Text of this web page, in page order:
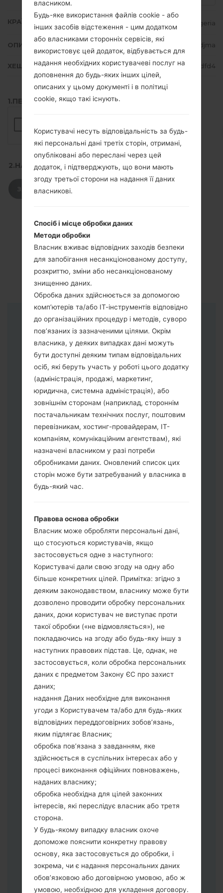
КРАЇНА Algeria
ОПИС Mobilis, Djezzy, Nedjma
ХЕШ d2b1921ef93b9720beff1b35a0b6dfd4
1.ПЕРЕВІРТИ НАЯВНІСТЬ RECAPTCHA
2.НАТИСНІТЬ, ЩОБ ЗАВАНТАЖИТИ
ЗАВАНТАЖИТИ
Інструкції
Завантажте на свій ПК:
Вам потрібно 1 (Вибрати 1 файл
прошивки тут) або 5 (Вибрати 5 файл
прошивки тут) файлів для прошивки:
AP: "System & Recovery"
CP: "Modem & Radio"
CSC_***: "Country & Region & Operator"
HOME_CSC_***: "Country & Region &
Operator"
Додайте усі файли у програму Odin 3.
Якщо ви хочете прошити телефон та
скинути до заводських налаштувань
оберіть CSC_***, у іншому випадку
виберіть HOME_CSC_*** для
збереження Ваших даних.
Тепер вимкніть пристрій і увійдіть у
"Download" режим. Усі методи як це
зробити:
Натисніть та утримуйти клавіші:
живлення, збільшення гучності та Bixbi.
Натисніть та утримуйте клавіші:
зменшення та збільшення гучності.
Підключивши телефон до ПК
використовуючи USB кабель.
Натисніть та утримуйти клавіші:
живлення, збільшення гучності та
додому.
Підключіть USB кабель та натисніть
клавіші: зменшення звуку та Bixbi.
Натисніть та утримуйти клавіші:
живлення та збільшення гучності.
Далі підключить телефон до ПК,
програма Odin повина виявити Ваш
власником.
Будь-яке використання файлів cookie - або
інших засобів відстеження - цим додатком
або власниками сторонніх сервісів, які
використовує цей додаток, відбувається для
надання необхідних користувачеві послуг на
доповнення до будь-яких інших цілей,
описаних у цьому документі і в політиці
cookie, якщо такі існують.
Користувачі несуть відповідальність за будь-
які персональні дані третіх сторін, отримані,
опубліковані або переслані через цей
додаток, і підтверджують, що вони мають
згоду третьої сторони на надання її даних
власникові.
Спосіб і місце обробки даних
Методи обробки
Власник вживає відповідних заходів безпеки
для запобігання несанкціонованому доступу,
розкриттю, зміни або несанкціонованому
знищенню даних.
Обробка даних здійснюється за допомогою
комп’ютерів та/або ІТ-інструментів відповідно
до організаційних процедур і методів, суворо
пов’язаних із зазначеними цілями. Окрім
власника, у деяких випадках дані можуть
бути доступні деяким типам відповідальних
осіб, які беруть участь у роботі цього додатку
(адміністрація, продажі, маркетинг,
юридична, системна адміністрація), або
зовнішнім сторонам (наприклад, стороннім
постачальникам технічних послуг, поштовим
перевізникам, хостинг-провайдерам, ІТ-
компаніям, комунікаційним агентствам), які
назначені власником у разі потреби
обробниками даних. Оновлений список цих
сторін може бути затребуваний у власника в
будь-який час.
Правова основа обробки
Власник може обробляти персональні дані,
що стосуються користувачів, якщо
застосовується одне з наступного:
Користувачі дали свою згоду на одну або
більше конкретних цілей. Примітка: згідно з
деяким законодавством, власнику може бути
дозволено проводити обробку персональних
даних, доки користувач не виступає проти
такої обробки («не відмовляється»), не
покладаючись на згоду або будь-яку іншу з
наступних правових підстав. Це, однак, не
застосовується, коли обробка персональних
даних є предметом Закону ЄС про захист
даних;
надання Даних необхідне для виконання
угоди з Користувачем та/або для будь-яких
відповідних переддоговірних зобов’язань,
яким підлягає Власник;
обробка пов’язана з завданням, яке
здійснюється в суспільних інтересах або у
процесі виконання офіційних повноважень,
наданих власнику;
обробка необхідна для цілей законних
інтересів, які переслідує власник або третя
сторона.
У будь-якому випадку власник охоче
допоможе пояснити конкретну правову
основу, яка застосовується до обробки, і
зокрема, чи є надання персональних даних
обов’язковою або договірною умовою, або ж
умовою, необхідною для укладення договору.